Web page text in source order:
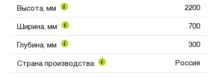
Высота, мм 2200
Ширина, мм 700
Глубина, мм 300
Страна производства Россия